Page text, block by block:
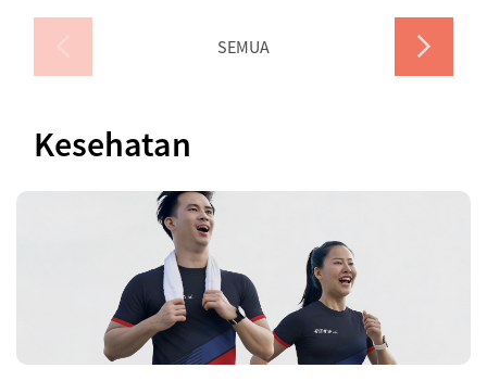
SEMUA
Kesehatan